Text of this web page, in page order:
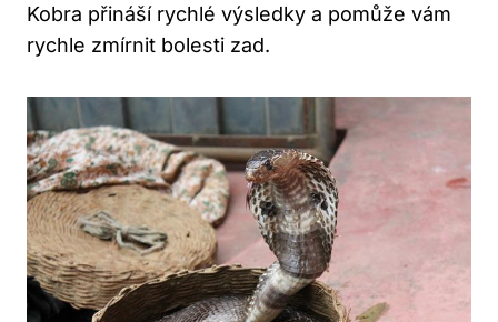
Kobra přináší rychlé výsledky a pomůže vám
rychle zmírnit bolesti zad.